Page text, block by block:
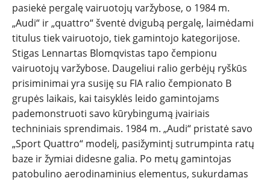
pasiekė pergalę vairuotojų varžybose, o 1984 m.
„Audi“ ir „quattro“ šventė dvigubą pergalę, laimėdami
titulus tiek vairuotojo, tiek gamintojo kategorijose.
Stigas Lennartas Blomqvistas tapo čempionu
vairuotojų varžybose. Daugeliui ralio gerbėjų ryškūs
prisiminimai yra susiję su FIA ralio čempionato B
grupės laikais, kai taisyklės leido gamintojams
pademonstruoti savo kūrybingumą įvairiais
techniniais sprendimais. 1984 m. „Audi“ pristatė savo
„Sport Quattro“ modelį, pasižymintį sutrumpinta ratų
baze ir žymiai didesne galia. Po metų gamintojas
patobulino aerodinaminius elementus, sukurdamas